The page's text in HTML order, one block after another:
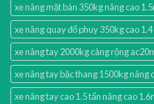
xe nâng mặt bàn 350kg nâng cao
xe nâng quay đổ phuy 350kg cao
xe nâng tay 2000kg càng rộng
xe nâng tay bậc thang 1500kg nâng
xe nâng tay cao 1.5 tấn nâng cao